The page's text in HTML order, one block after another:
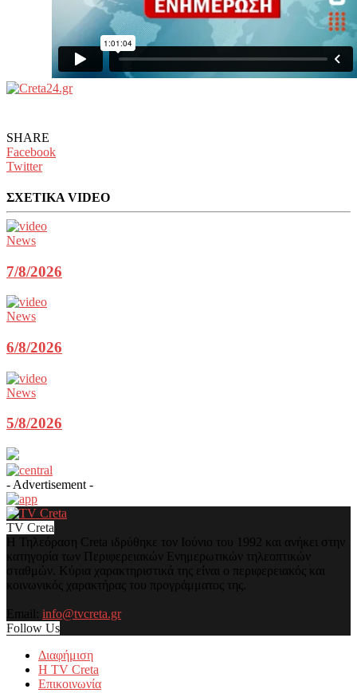
SHARE
Facebook
Twitter
ΣΧΕΤΙΚΑ VIDEO
News
7/8/2026
News
6/8/2026
News
5/8/2026
- Advertisement -
TV Creta
Η Τηλεόραση Creta ιδρύθηκε τον Ιούνιο του 1992 και ανήκει στην
κατηγορία των Περιφερειακών Ενημερωτικών τηλεοπτικών
σταθμών. Κύρια χαρακτηριστικά της είναι ο περιφερειακός και
κοινωνικός χαρακτήρας του προγράμματος της.
Email: info@tvcreta.gr
Follow Us
Διαφήμιση
Η TV Creta
Επικοινωνία